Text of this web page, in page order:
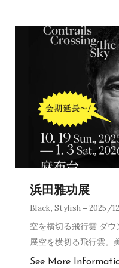
浜田雅功展
Black,Stylish 2025/12
空を横切る飛行雲 ダ
展空を横切る飛行雲。
See More